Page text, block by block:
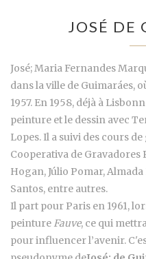
JOSÉ DE
José; Maria Fernandes
dans la ville de Guimaráes,
1957. En 1958, déjà à
peinture et le dessin avec
Lopes. Il a suivi des cours
Cooperativa de
Hogan, Júlio Pomar,
Santos, entre autres.
Il part pour Paris en 1961,
peinture Fauve, ce qui
pour influencer l’avenir.